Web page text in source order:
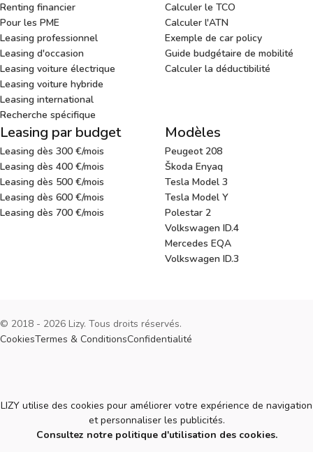
Renting financier
Pour les PME
Leasing professionnel
Leasing d'occasion
Leasing voiture électrique
Leasing voiture hybride
Leasing international
Recherche spécifique
Calculer le TCO
Calculer l'ATN
Exemple de car policy
Guide budgétaire de mobilité
Calculer la déductibilité
Leasing par budget
Leasing dès 300 €/mois
Leasing dès 400 €/mois
Leasing dès 500 €/mois
Leasing dès 600 €/mois
Leasing dès 700 €/mois
Modèles
Peugeot 208
Škoda Enyaq
Tesla Model 3
Tesla Model Y
Polestar 2
Volkswagen ID.4
Mercedes EQA
Volkswagen ID.3
© 2018 - 2026 Lizy. Tous droits réservés.
CookiesTermes & ConditionsConfidentialité
Cookies
LIZY utilise des cookies pour améliorer votre expérience de navigation
et personnaliser les publicités.
Consultez notre politique d'utilisation des cookies.